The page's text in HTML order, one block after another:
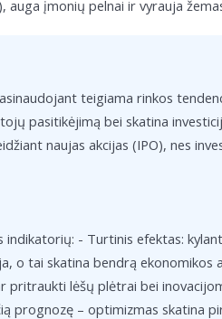
įmonių pelnai ir vyrauja
teigiama rinkos
pasitikėjimą bei skatina
naujas akcijas (IPO), nes
indikatorių: - Turtinis efektas:
o tai skatina bendrą ekonomikos
pritraukti lėšų plėtrai bei
prognozę – optimizmas skatina